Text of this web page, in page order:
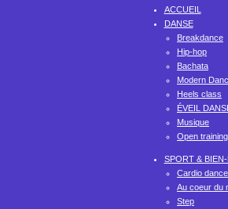
ACCUEIL
DANSE
Breakdance
Hip-hop
Bachata
Modern
Heels class
ÉVEIL
Musique
Open training
SPORT &
Cardio dance
Au coeur du
Step